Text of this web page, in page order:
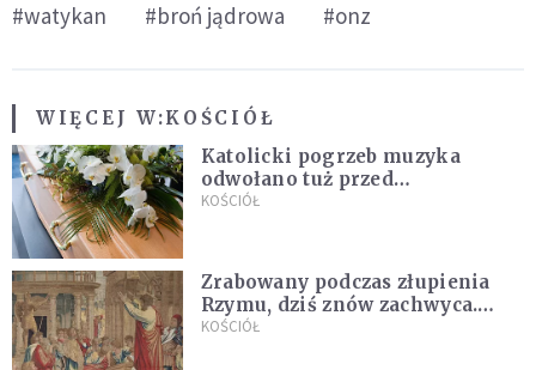
#watykan #broń jądrowa #onz
WIĘCEJ W:KOŚCIÓŁ
Katolicki pogrzeb muzyka
odwołano tuż przed
uroczystością. Powodem była
KOŚCIÓŁ
Zrabowany podczas złupienia
Rzymu, dziś znów zachwyca.
Wyjątkowy arras w Castel
KOŚCIÓŁ